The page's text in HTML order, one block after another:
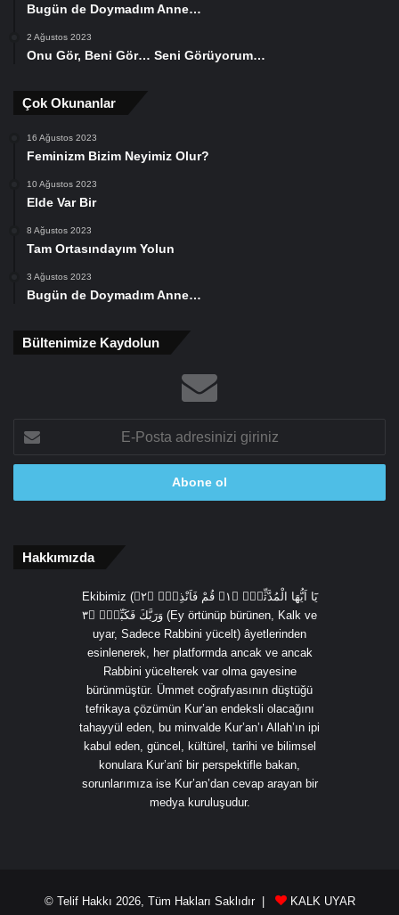
Bugün de Doymadım Anne…
2 Ağustos 2023
Onu Gör, Beni Gör… Seni Görüyorum…
Çok Okunanlar
16 Ağustos 2023
Feminizm Bizim Neyimiz Olur?
10 Ağustos 2023
Elde Var Bir
8 Ağustos 2023
Tam Ortasındayım Yolun
3 Ağustos 2023
Bugün de Doymadım Anne…
Bültenimize Kaydolun
Posta
adresinizi
Hakkımızda
Ekibimiz (يَٓا اَيُّهَا الْمُدَّثِّرُۙ ﴿١﴾ قُمْ فَاَنْذِرْۙ ﴿٢﴾
وَرَبَّكَ فَكَبِّرْۙ ﴿٣ (Ey örtünüp bürünen, Kalk ve
uyar, Sadece Rabbini yücelt) âyetlerinden
esinlenerek, her platformda ancak ve ancak
Rabbini yücelterek var olma gayesine
bürünmüştür. Ümmet coğrafyasının düştüğü
tefrikaya çözümün Kur’an endeksli olacağını
tahayyül eden, bu minvalde Kur’an’ı Allah’ın ipi
kabul eden, güncel, kültürel, tarihi ve bilimsel
konulara Kur’anî bir perspektifle bakan,
sorunlarımıza ise Kur’an’dan cevap arayan bir
medya kuruluşudur.
© Telif Hakkı 2026, Tüm Hakları Saklıdır | KALK UYAR